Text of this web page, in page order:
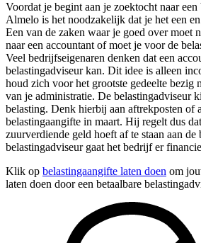
Voordat je begint aan je zoektocht naar
Almelo is het noodzakelijk dat je het een
Een van de zaken waar je goed over moet
naar een accountant of moet je voor de
Veel bedrijfseigenaren denken dat een
belastingadviseur kan. Dit idee is alleen
houd zich voor het grootste gedeelte bezig
van je administratie. De belastingadviseur
belasting. Denk hierbij aan aftrekposten of
belastingaangifte in maart. Hij regelt dus
zuurverdiende geld hoeft af te staan aan
belastingadviseur gaat het bedrijf er
Klik op belastingaangifte laten doen om
laten doen door een betaalbare